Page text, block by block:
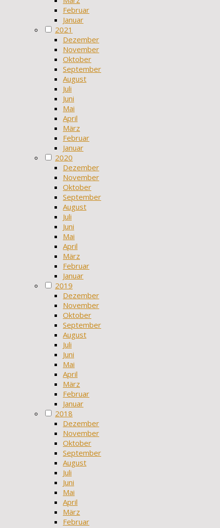
Februar
Januar
2021
Dezember
November
Oktober
September
August
Juli
Juni
Mai
April
März
Februar
Januar
2020
Dezember
November
Oktober
September
August
Juli
Juni
Mai
April
März
Februar
Januar
2019
Dezember
November
Oktober
September
August
Juli
Juni
Mai
April
März
Februar
Januar
2018
Dezember
November
Oktober
September
August
Juli
Juni
Mai
April
März
Februar